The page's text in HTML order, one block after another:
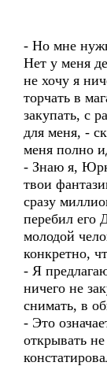
- Но мне
Нет у меня
не хочу я
торчать в
закупать, с
для меня, -
меня полно
- Знаю я,
твои
сразу
перебил его
молодой
конкретно,
- Я
ничего не
снимать, в
- Это
открывать